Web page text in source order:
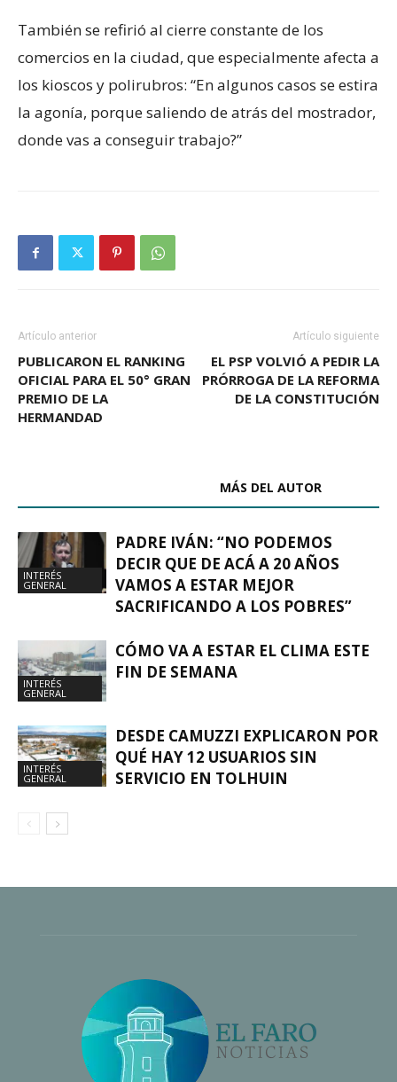
También se refirió al cierre constante de los
comercios en la ciudad, que especialmente afecta a
los kioscos y polirubros: “En algunos casos se estira
la agonía, porque saliendo de atrás del mostrador,
donde vas a conseguir trabajo?”
Artículo anterior
PUBLICARON EL RANKING
OFICIAL PARA EL 50° GRAN
PREMIO DE LA
HERMANDAD
Artículo siguiente
EL PSP VOLVIÓ A PEDIR LA
PRÓRROGA DE LA REFORMA
DE LA CONSTITUCIÓN
MÁS DEL AUTOR
INTERÉS
GENERAL
PADRE IVÁN: “NO PODEMOS
DECIR QUE DE ACÁ A 20 AÑOS
VAMOS A ESTAR MEJOR
SACRIFICANDO A LOS POBRES”
INTERÉS
GENERAL
CÓMO VA A ESTAR EL CLIMA ESTE
FIN DE SEMANA
INTERÉS
GENERAL
DESDE CAMUZZI EXPLICARON POR
QUÉ HAY 12 USUARIOS SIN
SERVICIO EN TOLHUIN